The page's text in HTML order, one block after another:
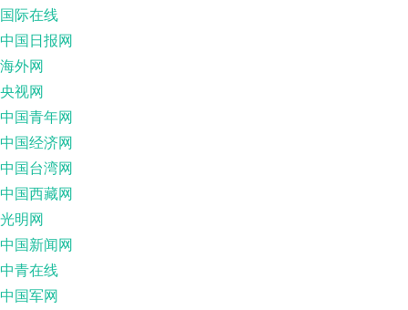
国际在线
中国日报网
海外网
央视网
中国青年网
中国经济网
中国台湾网
中国西藏网
光明网
中国新闻网
中青在线
中国军网